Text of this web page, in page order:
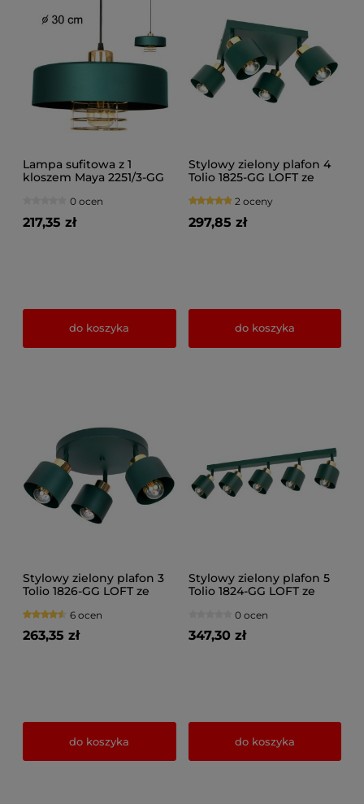
Lampa sufitowa z 1
kloszem Maya 2251/3-GG
srebrem lub miedzią
0 ocen
217,35 zł
do koszyka
Stylowy zielony plafon 4
Tolio 1825-GG LOFT ze
miedzią 2 oceny
297,85 zł
do koszyka
Stylowy zielony plafon 3
Tolio 1826-GG LOFT ze
miedzią 6 ocen
263,35 zł
do koszyka
Stylowy zielony plafon 5
Tolio 1824-GG LOFT ze
0 ocen
347,30 zł
do koszyka